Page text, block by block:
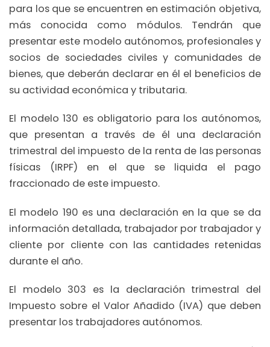
para los que se encuentren en estimación objetiva,
más conocida como módulos. Tendrán que
presentar este modelo autónomos, profesionales y
socios de sociedades civiles y comunidades de
bienes, que deberán declarar en él el beneficios de
su actividad económica y tributaria.
El modelo 130 es obligatorio para los autónomos,
que presentan a través de él una declaración
trimestral del impuesto de la renta de las personas
físicas (IRPF) en el que se liquida el pago
fraccionado de este impuesto.
El modelo 190 es una declaración en la que se da
información detallada, trabajador por trabajador y
cliente por cliente con las cantidades retenidas
durante el año.
El modelo 303 es la declaración trimestral del
Impuesto sobre el Valor Añadido (IVA) que deben
presentar los trabajadores autónomos.